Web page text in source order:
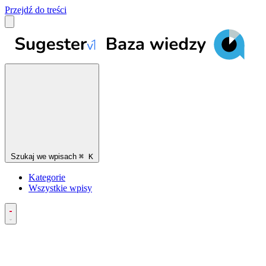
Przejdź do treści
Szukaj we wpisach ⌘ K
Kategorie
Wszystkie wpisy